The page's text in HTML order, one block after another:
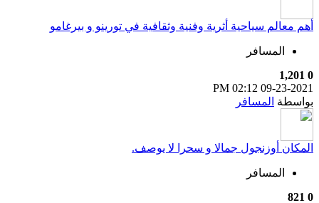
أهم معالم سياحية أثرية وفنية وثقافية في تورينو و بيرغامو
المسافر
0
1,201
09-23-2021
02:12 PM
بواسطة المسافر
المكان أوزنجول جمالا و سحرا لا يوصف.
المسافر
0
821